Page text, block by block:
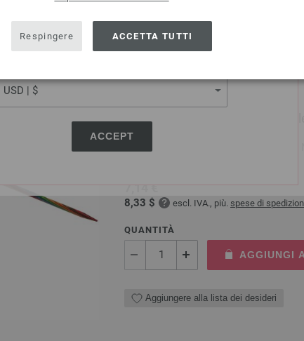
SHIPPING TO
USA - The United States of America
ACCEPT
Respingere ACCETTA TUTTI
AGGIUNGI
Aggiungere alla lista dei desideri
Ago circolare da maglia
Ago circolare da maglia design-
7,14 €
8,33 $ escl. IVA., più. spese di
QUANTITÀ
AGGIUNGI
Aggiungere alla lista dei desideri